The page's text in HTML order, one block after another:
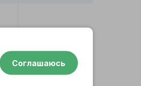
Соглашаюсь